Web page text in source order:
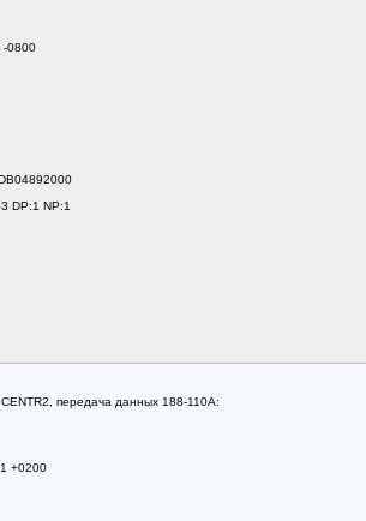
-0800
DP:1 NP:1
передача данных 188-110A:
+0200